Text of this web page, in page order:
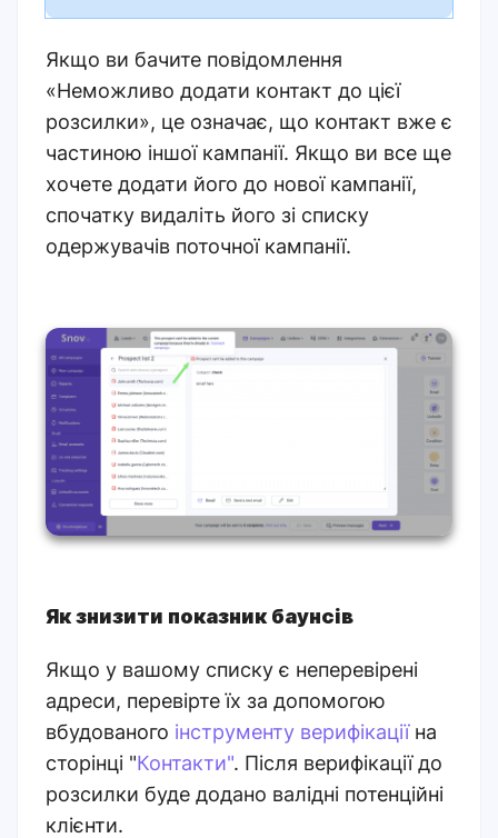
Якщо ви бачите повідомлення
«Неможливо додати контакт до цієї
розсилки», це означає, що контакт вже є
частиною іншої кампанії. Якщо ви все ще
хочете додати його до нової кампанії,
спочатку видаліть його зі списку
одержувачів поточної кампанії.
Як знизити показник баунсів
Якщо у вашому списку є неперевірені
адреси, перевірте їх за допомогою
вбудованого інструменту верифікаціїна
сторінці "Контакти". Після верифікації до
розсилки буде додано валідні потенційні
клієнти.